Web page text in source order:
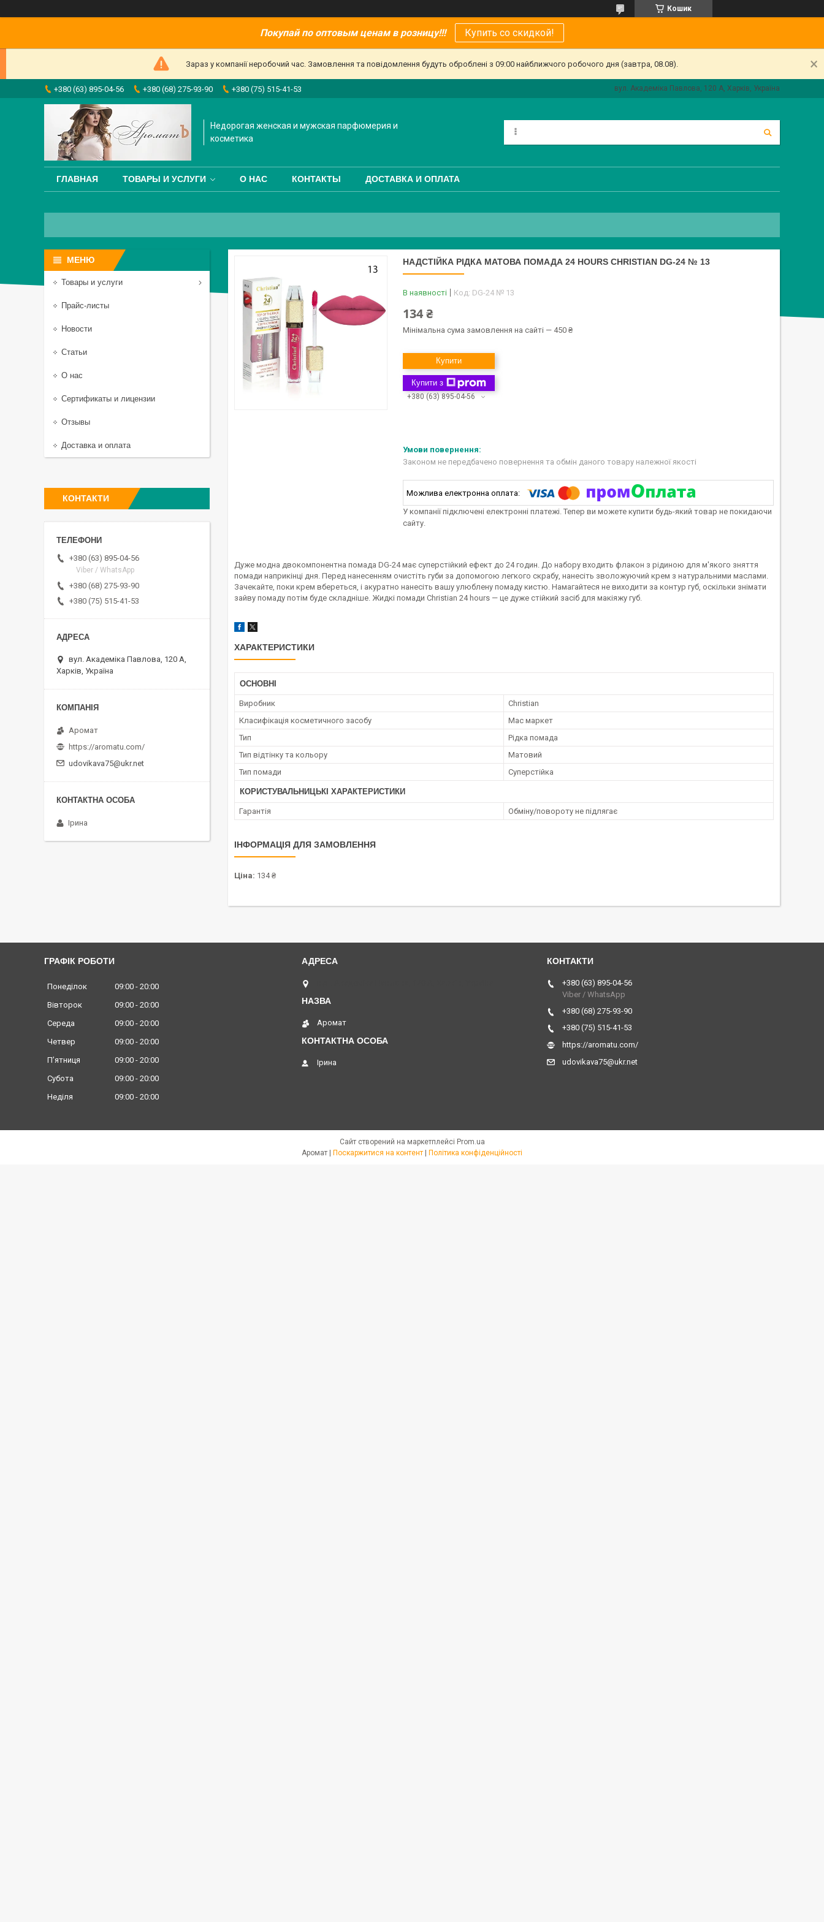
Кошик
Покупай по оптовым ценам в розницу!!! Купить со скидкой!
Зараз у компанії неробочий час. Замовлення та повідомлення будуть оброблені з 09:00 найближчого робочого дня (завтра, 08.08).
+380 (63) 895-04-56 +380 (68) 275-93-90 +380 (75) 515-41-53 вул. Академіка Павлова, 120 А, Харків, Україна
Недорогая женская и мужская парфюмерия и
косметика
ГЛАВНАЯ ТОВАРЫ И УСЛУГИ О НАС КОНТАКТЫ ДОСТАВКА И ОПЛАТА
НАДСТІЙКА РІДКА МАТОВА ПОМАДА 24 HOURS CHRISTIAN DG-24 № 13
В наявності Код: DG-24 № 13
134 ₴
Мінімальна сума замовлення на сайті — 450 ₴
Купити
Купити з
+380 (63) 895-04-56
Законом не передбачено повернення та обмін даного товару належної якості
У компанії підключені електронні платежі. Тепер ви можете купити будь-який товар не покидаючи
сайту.
Дуже модна двокомпонентна помада DG-24 має суперстійкий ефект до 24 годин. До набору входить флакон з рідиною для м'якого зняття
помади наприкінці дня. Перед нанесенням очистіть губи за допомогою легкого скрабу, нанесіть зволожуючий крем з натуральними маслами.
Зачекайте, поки крем вбереться, і акуратно нанесіть вашу улюблену помаду кистю. Намагайтеся не виходити за контур губ, оскільки знімати
зайву помаду потім буде складніше. Жидкі помади Christian 24 hours — це дуже стійкий засіб для макіяжу губ.
ХАРАКТЕРИСТИКИ
ОСНОВНІ
Виробник
Christian
Класифікація косметичного засобу
Мас маркет
Тип
Рідка помада
Тип відтінку та кольору
Матовий
Тип помади
Суперстійка
КОРИСТУВАЛЬНИЦЬКІ ХАРАКТЕРИСТИКИ
Гарантія Обміну/повороту не підлягає
ІНФОРМАЦІЯ ДЛЯ ЗАМОВЛЕННЯ
Ціна: 134 ₴
Товары и услуги
Прайс-листы
Новости
Статьи
О нас
Сертификаты и лицензии
Отзывы
Доставка и оплата
КОНТАКТИ
+380 (63) 895-04-56
Viber / WhatsApp
+380 (68) 275-93-90
+380 (75) 515-41-53
вул. Академіка Павлова, 120 А,
Харків, Україна
Аромат
https://aromatu.com/
udovikava75@ukr.net
Ірина
ГРАФІК РОБОТИ
Понеділок 09:00
20:00
Вівторок
09:00
20:00
Середа
09:00
20:00
Четвер
09:00
20:00
Пʼятниця
09:00
20:00
Субота
09:00
20:00
Неділя
09:00 20:00
Аромат
Ірина
+380 (63) 895-04-56
Viber / WhatsApp
+380 (68) 275-93-90
+380 (75) 515-41-53
https://aromatu.com/
udovikava75@ukr.net
Сайт створений на маркетплейсі Prom.ua
Поскаржитися на контент Політика конфіденційності